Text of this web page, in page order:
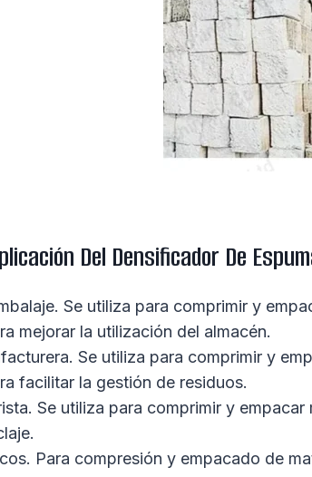
Del Densificador De
Se utiliza para comprimir y
mejorar la utilización del almacén.
Se utiliza para comprimir y
facilitar la gestión de residuos.
Se utiliza para comprimir y
Para compresión y empacado de